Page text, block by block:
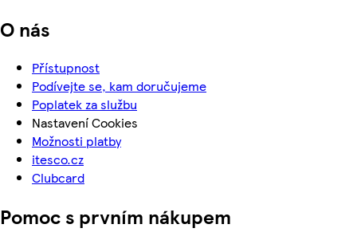
O nás
Přístupnost
Podívejte se, kam doručujeme
Poplatek za službu
Nastavení Cookies
Možnosti platby
itesco.cz
Clubcard
Pomoc s prvním nákupem